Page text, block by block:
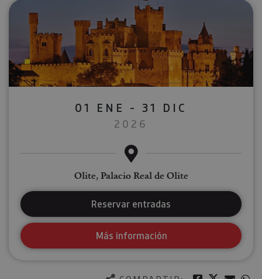
01 ENE - 31 DIC
2026
Olite, Palacio Real de Olite
Reservar entradas
Más información